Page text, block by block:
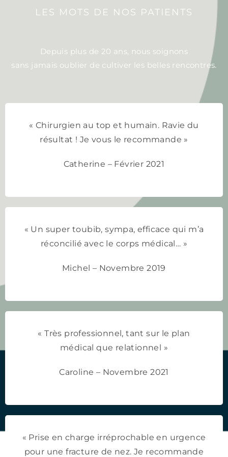
LES MOTS DE NOS PATIENTS
Depuis plus de 20 ans, nous soignons
sans jamais oublier de cultiver les belles rencontres.
« Chirurgien au top et humain. Ravie du
résultat ! Je vous le recommande »
Catherine – Février 2021
« Un super toubib, sympa, efficace qui m’a
réconcilié avec le corps médical… »
Michel – Novembre 2019
« Très professionnel, tant sur le plan
médical que relationnel »
Caroline – Novembre 2021
« Prise en charge irréprochable en urgence
pour une fracture de nez. Je recommande